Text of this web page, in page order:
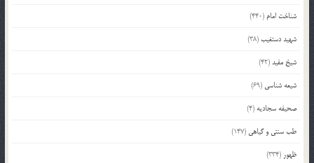
شناخت امام (440)
شهید دستغیب(38)
شیخ مفید(42)
شیعه شناسی (69)
صحیفه سجادیه (4)
طب سنتی و گیاهی (147)
ظهور (334)